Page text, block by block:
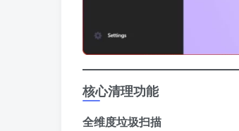
核心清理功能
​全维度垃圾扫描​